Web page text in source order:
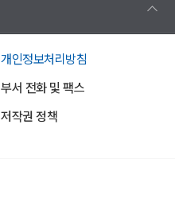
개인정보처리방침
부서 전화 및 팩스
저작권 정책